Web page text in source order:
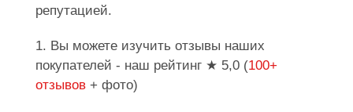
репутацией.
1. Вы можете изучить отзывы наших
покупателей - наш рейтинг ★ 5,0 (100+
отзывов + фото)